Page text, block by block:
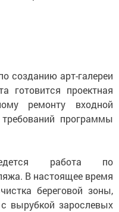
созданию арт-галереи
готовится проектная
ремонту входной
программы
работа по
В настоящее время
береговой зоны,
вырубкой зарослевых